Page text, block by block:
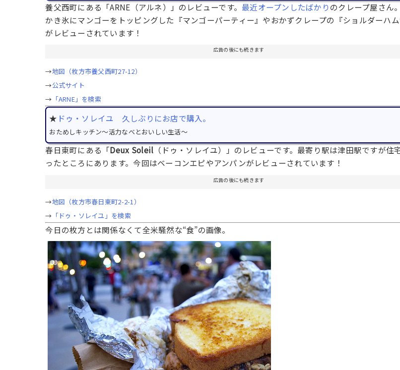
養父西町にある「ARNE（アルネ）」のレビューです。 最近オープンしたばかりのクレープ屋さん
かき氷にマンゴーをトッピングした『マンゴーパーティー』やおかずクレープの『ショルダーハム
がレビューされています！
広告の後にも続きます
→地図（枚方市養父西町27-12）
→公式サイト
→ 「ARNE」を検索
★ ドゥ・ソレイユ 久しぶりにお店で購入。
おためしキッチン～活力なべとおいしい生活～
春日東町にある「Deux Soleil （ドゥ・ソレイユ）」のレビューです。最寄り駅は津田駅ですが住
ったところにあります。今回はベーコンエピやアンパンがレビューされています！
広告の後にも続きます
→地図（枚方市春日東町2-2-1）
→ 「ドゥ・ソレイユ」を検索
今日の枚方とは関係なくて全米騒然な“食”の画像。